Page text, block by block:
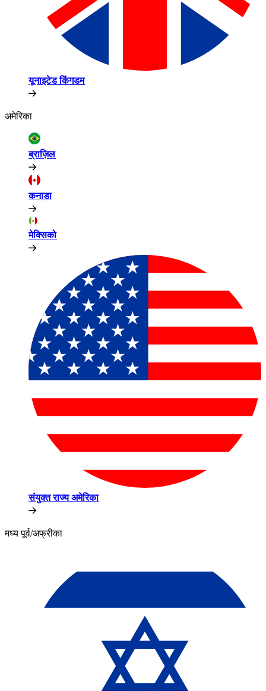
यूनाइटेड किंगडम​​
अमेरिका​​
ब्राज़िल​​
कनाडा​​
मेक्सिको​​
संयुक्त राज्य अमेरिका​​
मध्य पूर्व/अफ्रीका​​